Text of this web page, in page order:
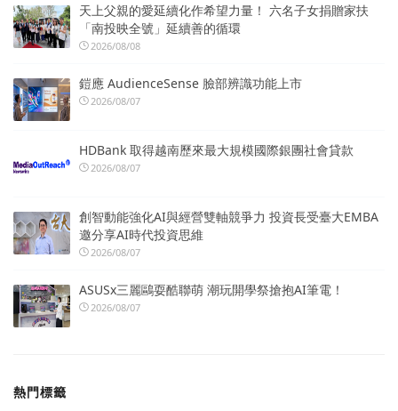
天上父親的愛延續化作希望力量！ 六名子女捐贈家扶
「南投映全號」延續善的循環
2026/08/08
鎧應 AudienceSense 臉部辨識功能上市
2026/08/07
HDBank 取得越南歷來最大規模國際銀團社會貸款
2026/08/07
創智動能強化AI與經營雙軸競爭力 投資長受臺大EMBA
邀分享AI時代投資思維
2026/08/07
ASUSx三麗鷗耍酷聯萌 潮玩開學祭搶抱AI筆電！
2026/08/07
熱門標籤